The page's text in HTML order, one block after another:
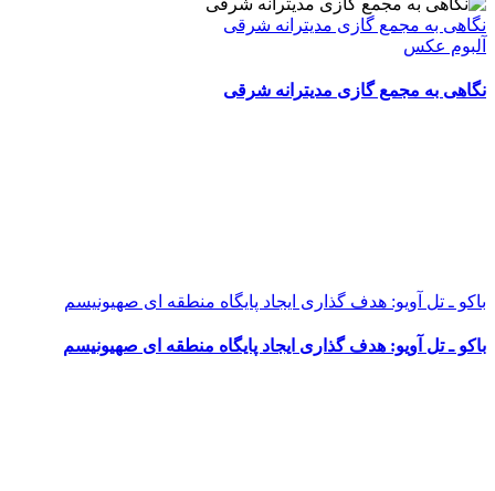
نگاهی به مجمع گازی مدیترانه شرقی
آلبوم عکس
نگاهی به مجمع گازی مدیترانه شرقی
باکو ـ تل آویو: هدف گذاری ایجاد پایگاه منطقه ای صهیونیسم
باکو ـ تل آویو: هدف گذاری ایجاد پایگاه منطقه ای صهیونیسم